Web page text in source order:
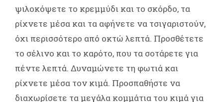
ψιλοκόψετε το κρεμμύδι και το σκόρδο, τα
ρίχνετε μέσα και τα αφήνετε να τσιγαριστούν,
όχι περισσότερο από οκτώ λεπτά. Προσθέτετε
το σέλινο και το καρότο, που τα σοτάρετε για
πέντε λεπτά. Δυναμώνετε τη φωτιά και
ρίχνετε μέσα τον κιμά. Προσπαθήστε να
διαχωρίσετε τα μεγάλα κομμάτια του κιμά για